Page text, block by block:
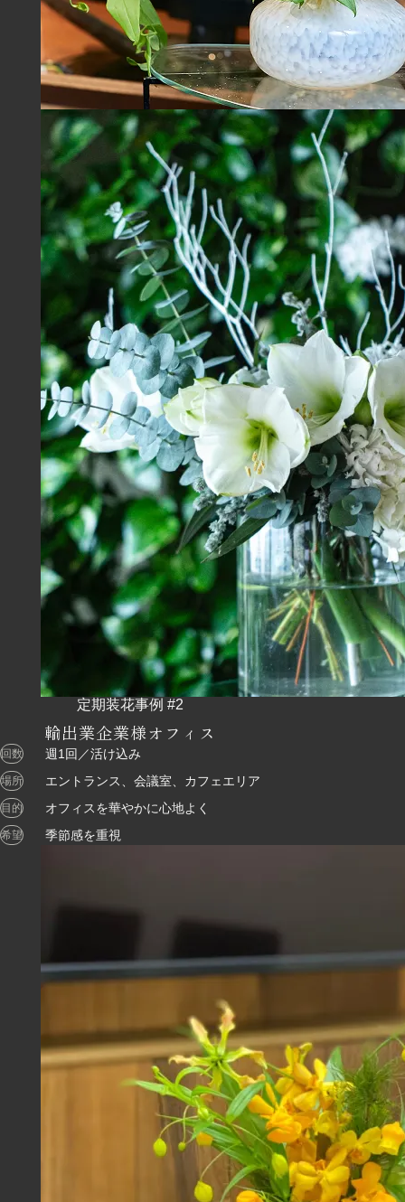
輸出業企業様オフィス
回数 週1回／活け込み
場所 エントランス、会議室、カフェエリア
目的 オフィスを華やかに心地よく
希望 季節感を重視